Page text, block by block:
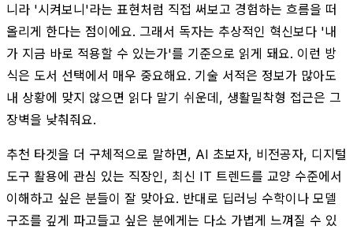
니라 '시켜보니'라는 표현처럼 직접 써보고 경험하는 흐름을 떠
올리게 한다는 점이에요. 그래서 독자는 추상적인 혁신보다 '내
가 지금 바로 적용할 수 있는가'를 기준으로 읽게 돼요. 이런 방
식은 도서 선택에서 매우 중요해요. 기술 서적은 정보가 많아도
내 상황에 맞지 않으면 읽다 말기 쉬운데, 생활밀착형 접근은 그
장벽을 낮춰줘요.
추천 타겟을 더 구체적으로 말하면, AI 초보자, 비전공자, 디지털
도구 활용에 관심 있는 직장인, 최신 IT 트렌드를 교양 수준에서
이해하고 싶은 분들이 잘 맞아요. 반대로 딥러닝 수학이나 모델
구조를 깊게 파고들고 싶은 분에게는 다소 가볍게 느껴질 수 있